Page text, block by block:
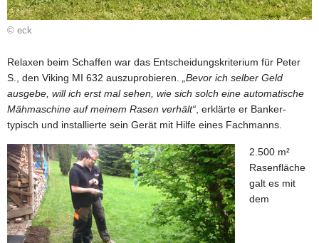
© eck
Relaxen beim Schaffen war das Entscheidungskriterium für Peter
S., den Viking MI 632 auszuprobieren.
„Bevor ich selber Geld
ausgebe, will ich erst mal sehen, wie sich solch eine automatische
Mähmaschine auf meinem Rasen verhält“ , erklärte er Banker-
typisch und installierte sein Gerät mit Hilfe eines Fachmanns.
2.500 m²
Rasenfläche
galt es mit
dem